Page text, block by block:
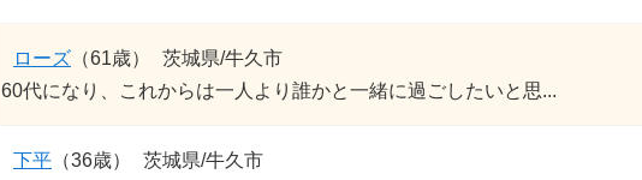
ローズ （61歳）
茨城県/牛久市
60代になり、これからは一人より誰かと一緒に過ごしたいと思...
下平 （36歳）
茨城県/牛久市